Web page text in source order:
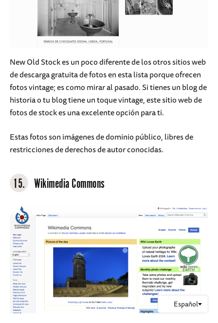
New Old Stock es un poco diferente de los otros sitios web
de descarga gratuita de fotos en esta lista porque ofrecen
fotos vintage; es como mirar al pasado. Si tienes un blog de
historia o tu blog tiene un toque vintage, este sitio web de
fotos de stock es una excelente opción para ti.
Estas fotos son imágenes de dominio público, libres de
restricciones de derechos de autor conocidas.
15. Wikimedia Commons